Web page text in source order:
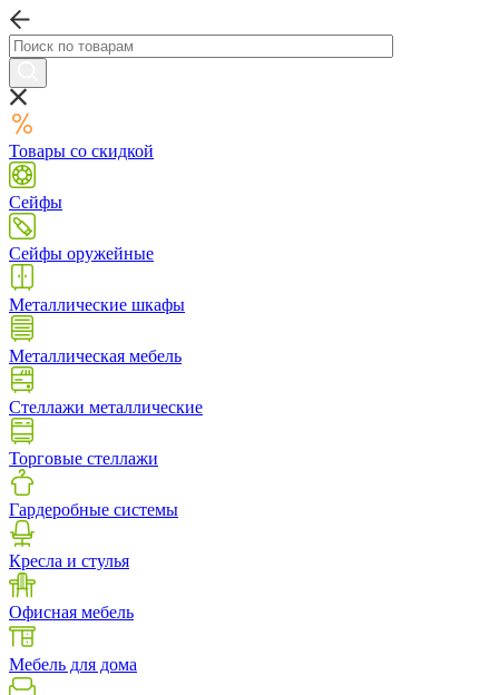
Товары со скидкой
Сейфы
Сейфы оружейные
Металлические шкафы
Металлическая мебель
Стеллажи металлические
Торговые стеллажи
Гардеробные системы
Кресла и стулья
Офисная мебель
Мебель для дома